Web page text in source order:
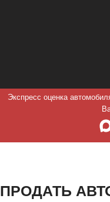
Экспресс оценка
ПРОДАТЬ